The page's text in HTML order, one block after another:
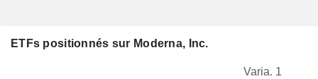
ETFs positionnés sur Moderna, Inc.
Varia. 1